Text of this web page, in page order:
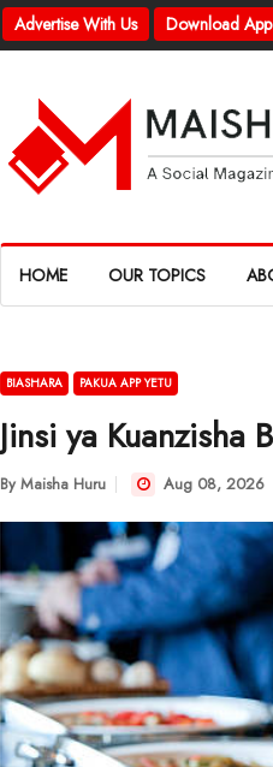
Advertise With Us Download App
HOME OUR TOPICS
BIASHARA PAKUA APP YETU
Jinsi ya Kuanzisha
By Maisha Huru Aug 08, 2026